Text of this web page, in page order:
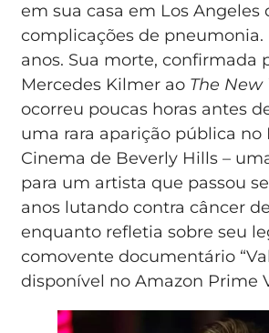
em sua casa em Los Angeles
complicações de pneumonia.
anos. Sua morte, confirmada
Mercedes Kilmer ao The New
ocorreu poucas horas antes
uma rara aparição pública no
Cinema de Beverly Hills –
para um artista que passou
anos lutando contra câncer
enquanto refletia sobre seu
comovente documentário
disponível no Amazon Prime